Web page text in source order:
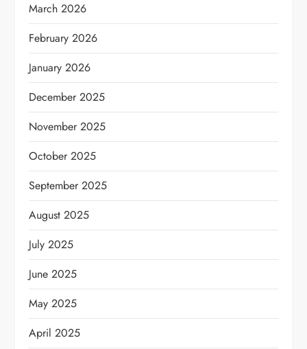
March 2026
February 2026
January 2026
December 2025
November 2025
October 2025
September 2025
August 2025
July 2025
June 2025
May 2025
April 2025